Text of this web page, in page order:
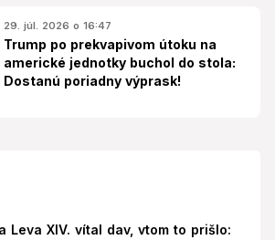
29. júl. 2026 o 16:47
Trump po prekvapivom útoku na
americké jednotky buchol do stola:
Dostanú poriadny výprask!
Leva XIV. vítal dav, vtom to prišlo: